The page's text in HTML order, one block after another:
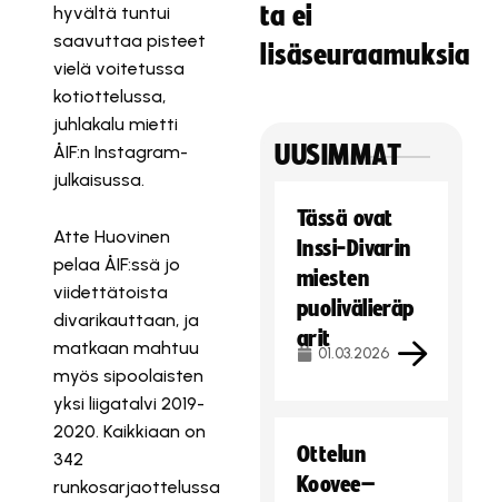
hyvältä tuntui
saavuttaa pisteet
vielä voitetussa
kotiottelussa,
juhlakalu mietti
ÅIF:n Instagram-
julkaisussa.
Atte Huovinen
pelaa ÅIF:ssä jo
viidettätoista
divarikauttaan, ja
matkaan mahtuu
myös sipoolaisten
yksi liigatalvi 2019-
2020. Kaikkiaan on
342
runkosarjaottelussa
ta ei
lisäseuraamuksia
UUSIMMAT
Tässä ovat
Inssi-Divarin
miesten
puolivälieräp
arit
01.03.2026
Ottelun
Koovee–